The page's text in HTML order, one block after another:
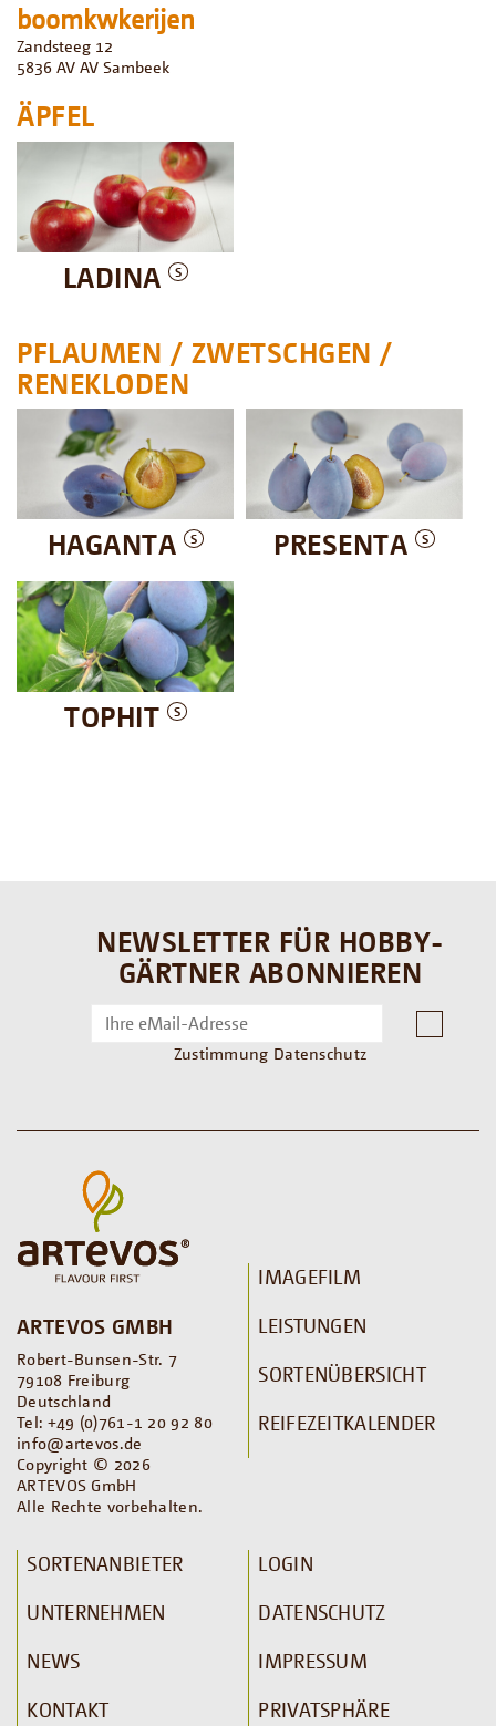
boomkwkerijen
Zandsteeg 12
5836 AV AV Sambeek
ÄPFEL
LADINA S
PFLAUMEN / ZWETSCHGEN /
RENEKLODEN
HAGANTA S PRESENTA S
TOPHIT S
NEWSLETTER FÜR HOBBY-
GÄRTNER ABONNIEREN
Zustimmung Datenschutz
ARTEVOS GMBH
Robert-Bunsen-Str. 7
79108 Freiburg
Deutschland
Tel: +49 (0)761-1 20 92 80
info@artevos.de
Copyright © 2026
ARTEVOS GmbH
Alle Rechte vorbehalten.
IMAGEFILM
LEISTUNGEN
SORTENÜBERSICHT
REIFEZEITKALENDER
SORTENANBIETER
UNTERNEHMEN
NEWS
KONTAKT
LOGIN
DATENSCHUTZ
IMPRESSUM
PRIVATSPHÄRE